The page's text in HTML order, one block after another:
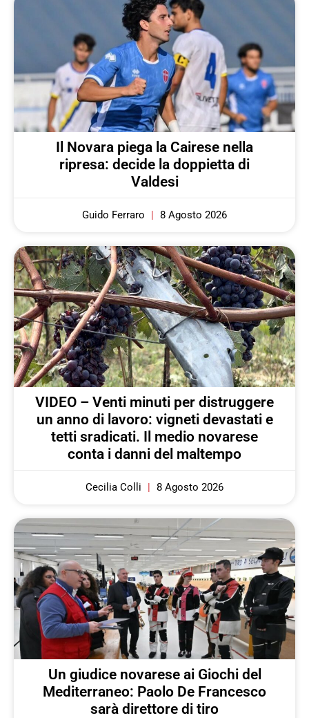
Il Novara piega la Cairese nella
ripresa: decide la doppietta di
Valdesi
Guido Ferraro 8 Agosto 2026
VIDEO – Venti minuti per distruggere
un anno di lavoro: vigneti devastati e
tetti sradicati. Il medio novarese
conta i danni del maltempo
Cecilia Colli 8 Agosto 2026
Un giudice novarese ai Giochi del
Mediterraneo: Paolo De Francesco
sarà direttore di tiro